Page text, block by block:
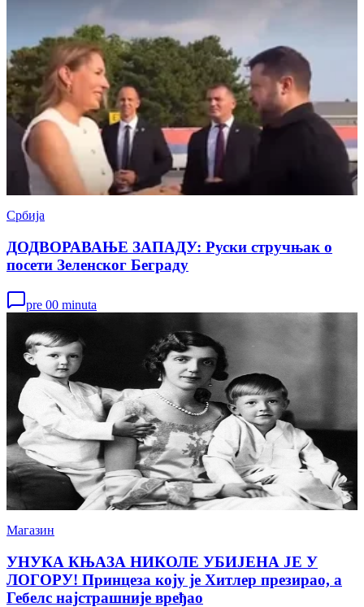
Србија
ДОДВОРАВАЊЕ ЗАПАДУ: Руски стручњак о
посети Зеленског Беграду
pre 00 minuta
Магазин
УНУКА КЊАЗА НИКОЛЕ УБИЈЕНА ЈЕ У
ЛОГОРУ! Принцеза коју је Хитлер презирао, а
Гебелс најстрашније вређао